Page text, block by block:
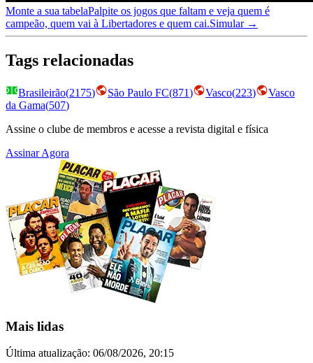
Monte a sua tabelaPalpite os jogos que faltam e veja quem é
campeão, quem vai à Libertadores e quem cai.Simular →
Tags relacionadas
Brasileirão(2175) São Paulo FC(871) Vasco(223)
Vasco
da Gama(507)
Assine o clube de membros e acesse a revista digital e física
Assinar Agora
Mais lidas
Última atualização: 06/08/2026, 20:15